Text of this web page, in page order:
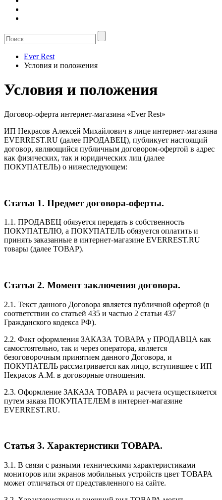
Ever Rest
Условия и положения
Условия и положения
Договор-оферта интернет-магазина «Ever Rest»
ИП Некрасов Алексей Михайлович в лице интернет-магазина
EVERREST.RU (далее ПРОДАВЕЦ), публикует настоящий
договор, являющийся публичным договором-офертой в адрес
как физических, так и юридических лиц (далее
ПОКУПАТЕЛЬ) о нижеследующем:
Статья 1. Предмет договора-оферты.
1.1. ПРОДАВЕЦ обязуется передать в собственность
ПОКУПАТЕЛЮ, а ПОКУПАТЕЛЬ обязуется оплатить и
принять заказанные в интернет-магазине EVERREST.RU
товары (далее ТОВАР).
Статья 2. Момент заключения договора.
2.1. Текст данного Договора является публичной офертой (в
соответствии со статьей 435 и частью 2 статьи 437
Гражданского кодекса РФ).
2.2. Факт оформления ЗАКАЗА ТОВАРА у ПРОДАВЦА как
самостоятельно, так и через оператора, является
безоговорочным принятием данного Договора, и
ПОКУПАТЕЛЬ рассматривается как лицо, вступившее с ИП
Некрасов А.М. в договорные отношения.
2.3. Оформление ЗАКАЗА ТОВАРА и расчета осуществляется
путем заказа ПОКУПАТЕЛЕМ в интернет-магазине
EVERREST.RU.
Статья 3. Характеристики ТОВАРА.
3.1. В связи с разными техническими характеристиками
мониторов или экранов мобильных устройств цвет ТОВАРА
может отличаться от представленного на сайте.